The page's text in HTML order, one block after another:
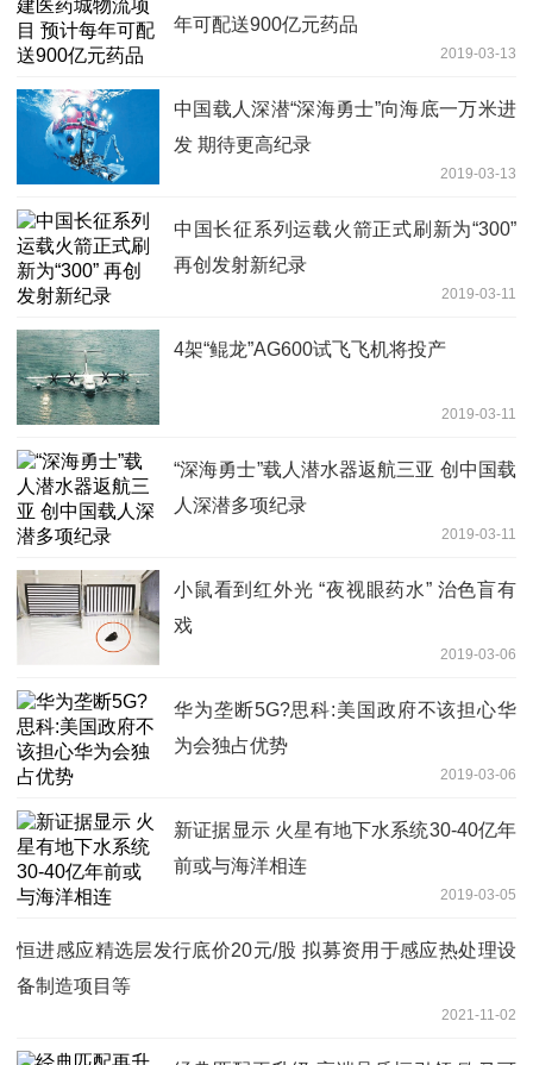
年可配送900亿元药品
2019-03-13
中国载人深潜“深海勇士”向海底一万米进
发 期待更高纪录
2019-03-13
中国长征系列运载火箭正式刷新为“300”
再创发射新纪录
2019-03-11
4架“鲲龙”AG600试飞飞机将投产
2019-03-11
“深海勇士”载人潜水器返航三亚 创中国载
人深潜多项纪录
2019-03-11
小鼠看到红外光 “夜视眼药水” 治色盲有
戏
2019-03-06
华为垄断5G?思科:美国政府不该担心华
为会独占优势
2019-03-06
新证据显示 火星有地下水系统30-40亿年
前或与海洋相连
2019-03-05
恒进感应精选层发行底价20元/股 拟募资用于感应热处理设
备制造项目等
2021-11-02